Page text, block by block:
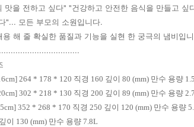
을 전하고 싶다" "건강하고 안전한 음식을 만들고 싶
"... 모든 부모의 소원입니다.
해 줄 확실한 품질과 기능을 실현 한 궁극의 냄비입
264 * 178 * 120 직경 160 깊이 80 (mm) 만수 용량
302 * 218 * 130 직경 200 깊이 89 (mm) 만수 용량
352 * 268 * 170 직경 250 깊이 120 (mm) 만수 용량
이 130 (mm) 만수 용량 7.8L